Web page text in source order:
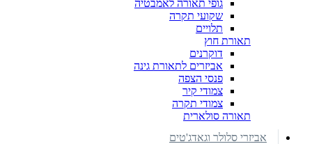
גופי תאורה לאמבטיה
שקועי תקרה
תלויים
תאורת חוץ
דוקרנים
אביזרים לתאורת גינה
פנסי הצפה
צמודי קיר
צמודי תקרה
תאורה סולארית
אביזרי סלולר וגאדג'טים